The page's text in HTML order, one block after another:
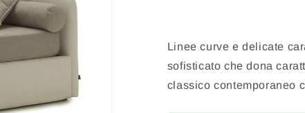
Linee curve e delicate
sofisticato che dona
classico contemporaneo